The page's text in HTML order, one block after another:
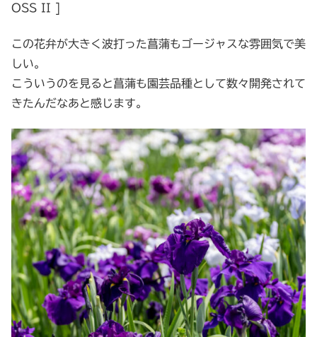
OSS II ]
この花弁が大きく波打った菖蒲もゴージャスな雰囲気で美
しい。
こういうのを見ると菖蒲も園芸品種として数々開発されて
きたんだなあと感じます。